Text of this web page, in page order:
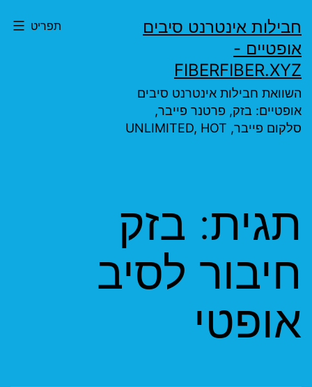
לתוכן
חבילות אינטרנט סיבים
אופטיים -
FIBERFIBER.XYZ
השוואת חבילות אינטרנט סיבים
אופטיים: בזק, פרטנר פייבר,
סלקום פייבר, UNLIMITED, HOT
תפריט
תגית: בזק
חיבור לסיב
אופטי